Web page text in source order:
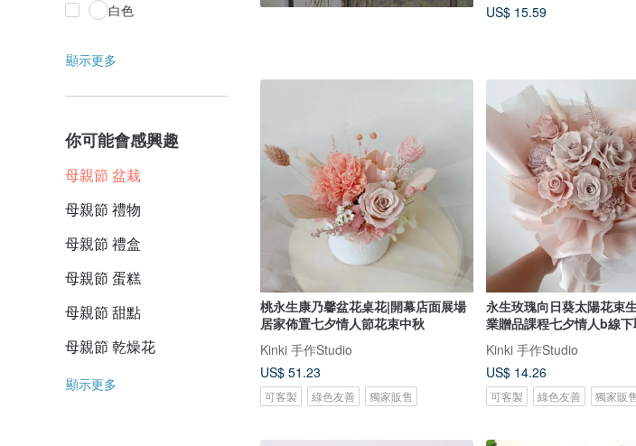
白色
顯示更多
你可能會感興趣
母親節 盆栽
母親節 禮物
母親節 禮盒
母親節 蛋糕
母親節 甜點
母親節 乾燥花
顯示更多
US$ 15.59
桃永生康乃馨盆花桌花|開幕店面展場
居家佈置七夕情人節花束中秋
Kinki 手作Studio
US$ 51.23
可客製 綠色友善 獨家販售
永生玫瑰向日葵太陽花束
業贈品課程七夕情人b線
Kinki 手作Studio
US$ 14.26
可客製 綠色友善 獨家販